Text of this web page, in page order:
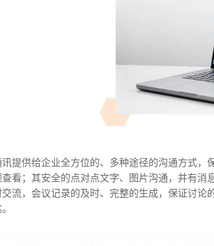
提供给企业全方位的、多种途径的沟通方式
看；其安全的点对点文字、图片沟通，并有
流，会议记录的及时、完整的生成，保证讨